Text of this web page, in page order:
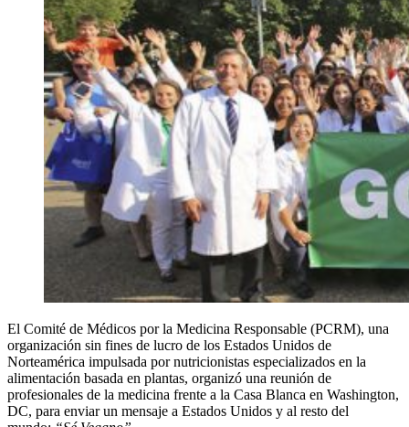
El Comité de Médicos por la Medicina Responsable (PCRM), una
organización sin fines de lucro de los Estados Unidos de
Norteamérica impulsada por nutricionistas especializados en la
alimentación basada en plantas, organizó una reunión de
profesionales de la medicina frente a la Casa Blanca en Washington,
DC, para enviar un mensaje a Estados Unidos y al resto del